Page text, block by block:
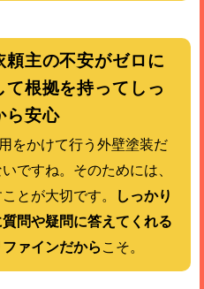
主の不安がゼロに
根拠を持ってしっ
ら安心
をかけて行う外壁塗装だ
ですね。そのためには、
とが大切です。
しっかり
問や疑問に答えてくれる
ァインだから こそ。